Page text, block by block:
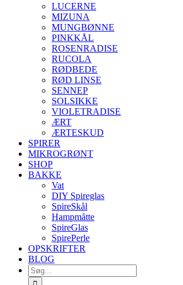
LUCERNE
MIZUNA
MUNGBØNNE
PINKKÅL
ROSENRADISE
RUCOLA
RØDBEDE
RØD LINSE
SENNEP
SOLSIKKE
VIOLETRADISE
ÆRT
ÆRTESKUD
SPIRER
MIKROGRØNT
SHOP
BAKKE
Vat
DIY Spireglas
SpireSkål
Hampmåtte
SpireGlas
SpirePerle
OPSKRIFTER
BLOG
Søg
efter: